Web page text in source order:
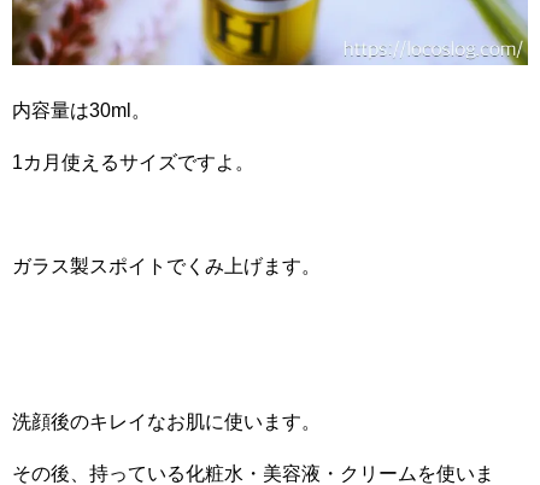
内容量は30ml。
1カ月使えるサイズですよ。
ガラス製スポイトでくみ上げます。
洗顔後のキレイなお肌に使います。
その後、持っている化粧水・美容液・クリームを使いま